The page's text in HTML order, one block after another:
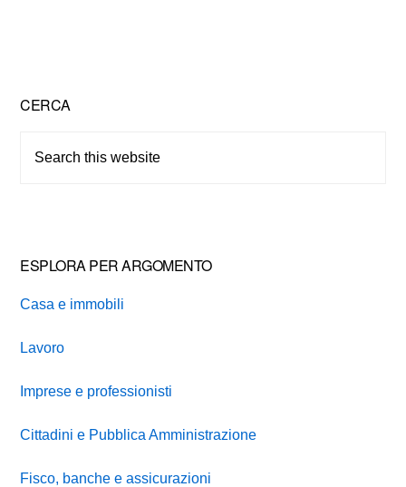
Primary
Sidebar
CERCA
ESPLORA PER ARGOMENTO
Casa e immobili
Lavoro
Imprese e professionisti
Cittadini e Pubblica Amministrazione
Fisco, banche e assicurazioni